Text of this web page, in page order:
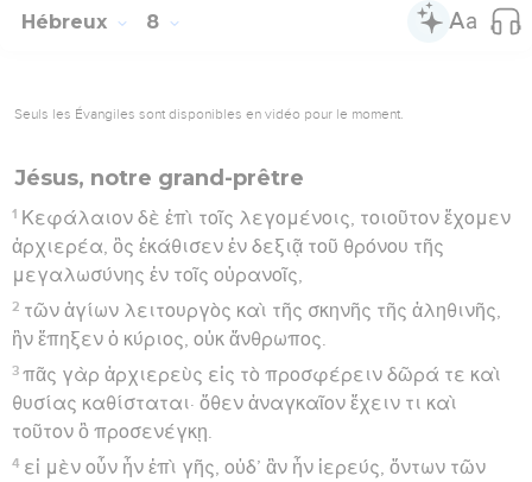
Hébreux 8
Seuls les Évangiles sont disponibles en vidéo pour le moment.
Jésus, notre grand-prêtre
1 Κεφάλαιον δὲ ἐπὶ τοῖς λεγομένοις, τοιοῦτον ἔχομεν
ἀρχιερέα, ὃς ἐκάθισεν ἐν δεξιᾷ τοῦ θρόνου τῆς
μεγαλωσύνης ἐν τοῖς οὐρανοῖς,
2 τῶν ἁγίων λειτουργὸς καὶ τῆς σκηνῆς τῆς ἀληθινῆς,
ἣν ἔπηξεν ὁ κύριος, οὐκ ἄνθρωπος.
3 πᾶς γὰρ ἀρχιερεὺς εἰς τὸ προσφέρειν δῶρά τε καὶ
θυσίας καθίσταται· ὅθεν ἀναγκαῖον ἔχειν τι καὶ
τοῦτον ὃ προσενέγκῃ.
4 εἰ μὲν οὖν ἦν ἐπὶ γῆς, οὐδ’ ἂν ἦν ἱερεύς, ὄντων τῶν